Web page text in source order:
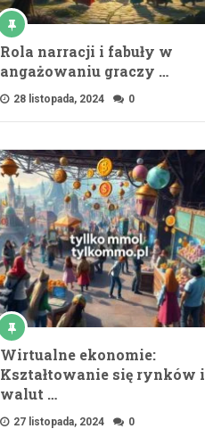
Rola narracji i fabuły w
angażowaniu graczy …
28 listopada, 2024 0
Wirtualne ekonomie:
Kształtowanie się rynków i
walut …
27 listopada, 2024 0